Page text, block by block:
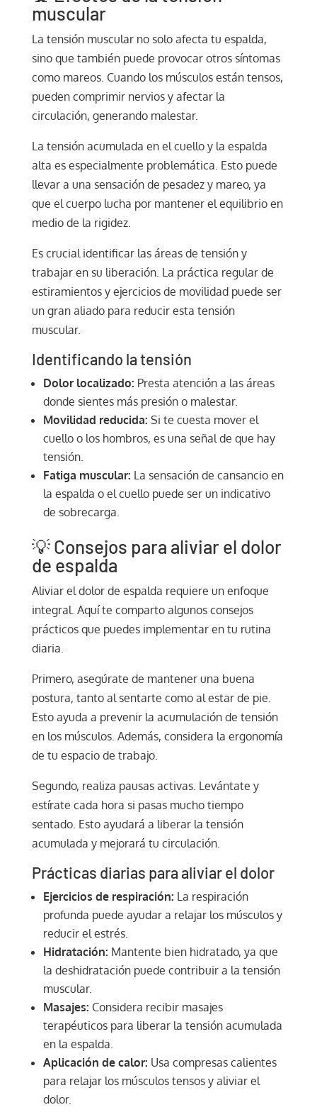
muscular
La tensión muscular no solo afecta tu espalda,
sino que también puede provocar otros síntomas
como mareos. Cuando los músculos están tensos,
pueden comprimir nervios y afectar la
circulación, generando malestar.
La tensión acumulada en el cuello y la espalda
alta es especialmente problemática. Esto puede
llevar a una sensación de pesadez y mareo, ya
que el cuerpo lucha por mantener el equilibrio en
medio de la rigidez.
Es crucial identificar las áreas de tensión y
trabajar en su liberación. La práctica regular de
estiramientos y ejercicios de movilidad puede ser
un gran aliado para reducir esta tensión
muscular.
Identificando la tensión
Dolor localizado: Presta atención a las áreas
donde sientes más presión o malestar.
Movilidad reducida: Si te cuesta mover el
cuello o los hombros, es una señal de que hay
tensión.
Fatiga muscular: La sensación de cansancio en
la espalda o el cuello puede ser un indicativo
de sobrecarga.
💡 Consejos para aliviar el dolor
de espalda
Aliviar el dolor de espalda requiere un enfoque
integral. Aquí te comparto algunos consejos
prácticos que puedes implementar en tu rutina
diaria.
Primero, asegúrate de mantener una buena
postura, tanto al sentarte como al estar de pie.
Esto ayuda a prevenir la acumulación de tensión
en los músculos. Además, considera la ergonomía
de tu espacio de trabajo.
Segundo, realiza pausas activas. Levántate y
estírate cada hora si pasas mucho tiempo
sentado. Esto ayudará a liberar la tensión
acumulada y mejorará tu circulación.
Prácticas diarias para aliviar el dolor
Ejercicios de respiración: La respiración
profunda puede ayudar a relajar los músculos y
reducir el estrés.
Hidratación: Mantente bien hidratado, ya que
la deshidratación puede contribuir a la tensión
muscular.
Masajes: Considera recibir masajes
terapéuticos para liberar la tensión acumulada
en la espalda.
Aplicación de calor: Usa compresas calientes
para relajar los músculos tensos y aliviar el
dolor.